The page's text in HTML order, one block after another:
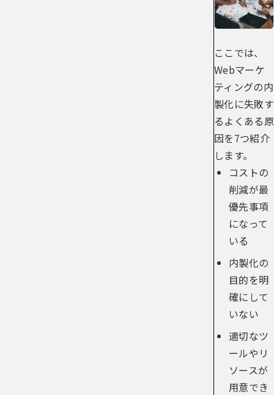
ここでは、
Webマーケ
ティングの内
製化に失敗す
るよくある原
因を7つ紹介
します。
コストの
削減が最
優先事項
になって
いる
内製化の
目的を明
確にして
いない
適切なツ
ールやリ
ソースが
用意でき